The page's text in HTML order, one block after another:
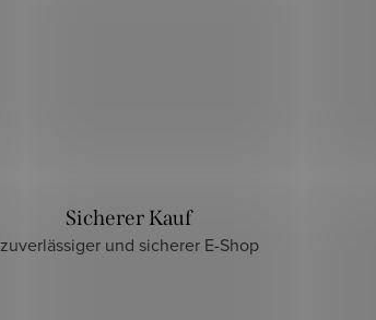
Sicherer Kauf
zuverlässiger und sicherer E-Shop